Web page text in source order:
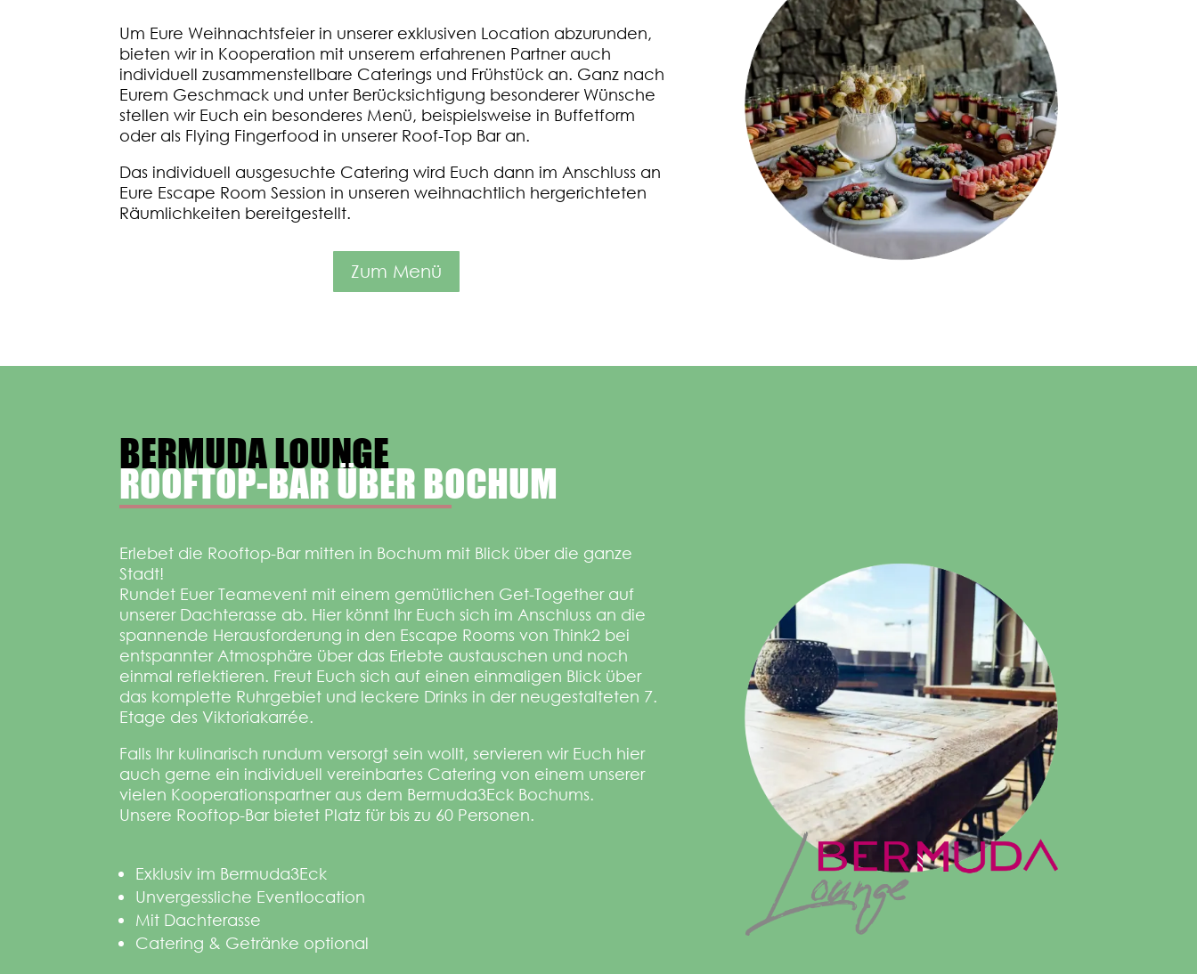
Um Eure Weihnachtsfeier in unserer exklusiven Location abzurunden,
bieten wir in Kooperation mit unserem erfahrenen Partner auch
individuell zusammenstellbare Caterings und Frühstück an. Ganz nach
Eurem Geschmack und unter Berücksichtigung besonderer Wünsche
stellen wir Euch ein besonderes Menü, beispielsweise in Buffetform
oder als Flying Fingerfood in unserer Roof-Top Bar an.
Das individuell ausgesuchte Catering wird Euch dann im Anschluss an
Eure Escape Room Session in unseren weihnachtlich hergerichteten
Räumlichkeiten bereitgestellt.
Zum Menü
BERMUDA LOUNGE
ROOFTOP-BAR ÜBER BOCHUM
Erlebet die Rooftop-Bar mitten in Bochum mit Blick über die ganze
Stadt!
Rundet Euer Teamevent mit einem gemütlichen Get-Together auf
unserer Dachterasse ab. Hier könnt Ihr Euch sich im Anschluss an die
spannende Herausforderung in den Escape Rooms von Think2 bei
entspannter Atmosphäre über das Erlebte austauschen und noch
einmal reflektieren. Freut Euch sich auf einen einmaligen Blick über
das komplette Ruhrgebiet und leckere Drinks in der neugestalteten 7.
Etage des Viktoriakarrée.
Falls Ihr kulinarisch rundum versorgt sein wollt, servieren wir Euch hier
auch gerne ein individuell vereinbartes Catering von einem unserer
vielen Kooperationspartner aus dem Bermuda3Eck Bochums.
Unsere Rooftop-Bar bietet Platz für bis zu 60 Personen.
Exklusiv im Bermuda3Eck
Unvergessliche Eventlocation
Mit Dachterasse
Catering & Getränke optional